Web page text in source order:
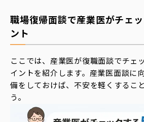
職場復帰面談で産業医がチェ
ント
ここでは、産業医が復職面談でチェ
イントを紹介します。産業医面談に
備をしておけば、不安を軽くするこ
う。